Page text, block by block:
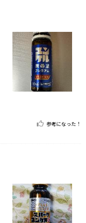
参考になった！